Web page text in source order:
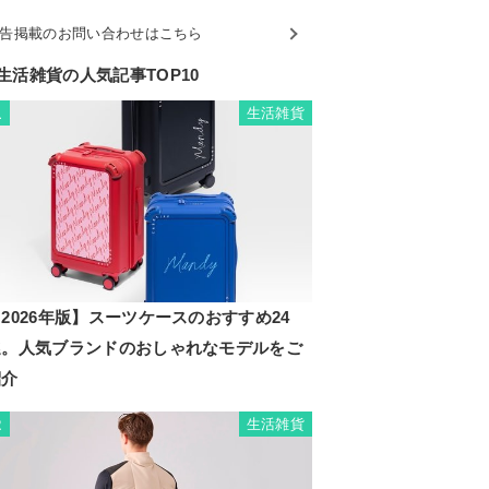
掲載のお問い合わせはこちら
活雑貨の人気記事TOP10
生活雑貨
年版】スーツケースのおすすめ24
人気ブランドのおしゃれなモデルをご
生活雑貨